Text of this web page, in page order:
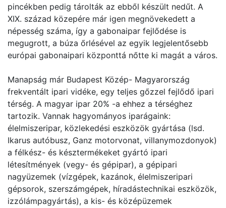
pincékben pedig tárolták az ebből készült nedűt. A
XIX. század közepére már igen megnövekedett a
népesség száma, így a gabonaipar fejlődése is
megugrott, a búza őrlésével az egyik legjelentősebb
európai gabonaipari központtá nőtte ki magát a város.
Manapság már Budapest Közép- Magyarország
frekventált ipari vidéke, egy teljes gőzzel fejlődő ipari
térség. A magyar ipar 20% -a ehhez a térséghez
tartozik. Vannak hagyományos iparágaink:
élelmiszeripar, közlekedési eszközök gyártása (lsd.
Ikarus autóbusz, Ganz motorvonat, villanymozdonyok)
a félkész- és késztermékeket gyártó ipari
létesítmények (vegy- és gépipar), a gépipari
nagyüzemek (vízgépek, kazánok, élelmiszeripari
gépsorok, szerszámgépek, híradástechnikai eszközök,
izzólámpagyártás), a kis- és középüzemek